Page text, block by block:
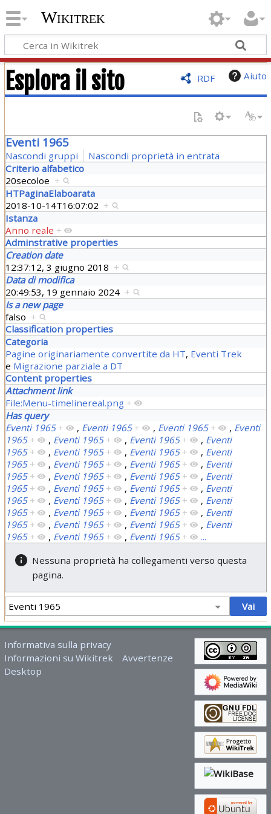
Wikitrek
RDF Aiuto
Esplora il sito
Eventi 1965
Nascondi gruppi
Nascondi proprietà in entrata
Criterio alfabetico
20secoloe +
HTPaginaElaboarata
2018-10-14T16:07:02 +
Istanza
Anno reale +
Adminstrative properties
Creation date
12:37:12, 3 giugno 2018 +
Data di modifica
20:49:53, 19 gennaio 2024 +
Is a new page
falso +
Classification properties
Categoria
Pagine originariamente convertite da HT, Eventi Trek
e Migrazione parziale a DT
Content properties
Attachment link
File:Menu-timelinereal.png +
Has query
Eventi 1965 + , Eventi 1965 + , Eventi 1965 + , Eventi
1965 + , Eventi 1965 + , Eventi 1965 + , Eventi
1965 + , Eventi 1965 + , Eventi 1965 + , Eventi
1965 + , Eventi 1965 + , Eventi 1965 + , Eventi
1965 + , Eventi 1965 + , Eventi 1965 + , Eventi
1965 + , Eventi 1965 + , Eventi 1965 + , Eventi
1965 + , Eventi 1965 + , Eventi 1965 + , Eventi
1965 + , Eventi 1965 + , Eventi 1965 + , Eventi
1965 + , Eventi 1965 + , Eventi 1965 + , Eventi
1965 + , Eventi 1965 + , Eventi 1965 +
...
Nessuna proprietà ha collegamenti verso questa
pagina.
Informativa sulla privacy
Informazioni su Wikitrek
Avvertenze
Desktop